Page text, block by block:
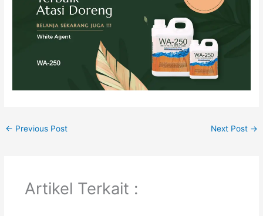
← Previous Post Next Post →
Artikel Terkait :